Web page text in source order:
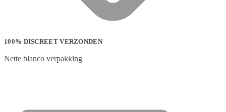
100% DISCREET VERZONDEN
Nette blanco verpakking